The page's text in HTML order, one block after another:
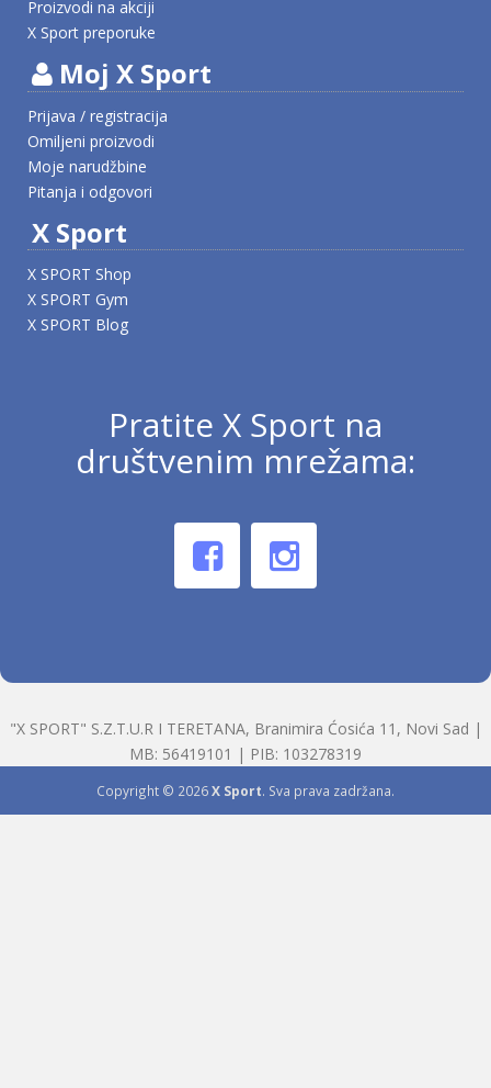
Proizvodi na akciji
X Sport preporuke
Moj X Sport
Prijava / registracija
Omiljeni proizvodi
Moje narudžbine
Pitanja i odgovori
X Sport
X SPORT Shop
X SPORT Gym
X SPORT Blog
Pratite X Sport na
društvenim mrežama:
"X SPORT" S.Z.T.U.R I TERETANA, Branimira Ćosića 11, Novi Sad |
MB: 56419101 | PIB: 103278319
Copyright © 2026X Sport. Sva prava zadržana.